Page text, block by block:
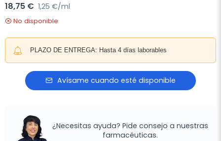
18,75 € 1,25 €/ml
No disponible
PLAZO DE ENTREGA: Hasta 4 días laborables
Avísame cuando esté disponible
¿Necesitas ayuda? Pide consejo a nuestras
farmacéuticas.